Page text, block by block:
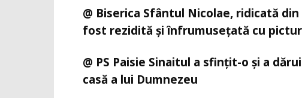
@ Biserica Sfântul Nicolae, ridicată
fost rezidită și înfrumusețată cu
@ PS Paisie Sinaitul a sfințit-o și a
casă a lui Dumnezeu